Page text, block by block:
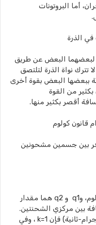
أما البروتونات
في الذرة
لبعضهما البعض عن طريق
تترك نواة الذرة لتلتصق
ببعضها البعض بقوة أخرى
من القوة
أقصر بكثير منها.
قانون كولوم
بين جسمين مشحونين
حيث f تعبر عن القوة، k يمثل ثابت كولوم، وq1 و q2 هما مقدار
وفي نظام الوحدات المتري (سنتيمتر-جرام-ثانية) فإن k=1 ، وفي